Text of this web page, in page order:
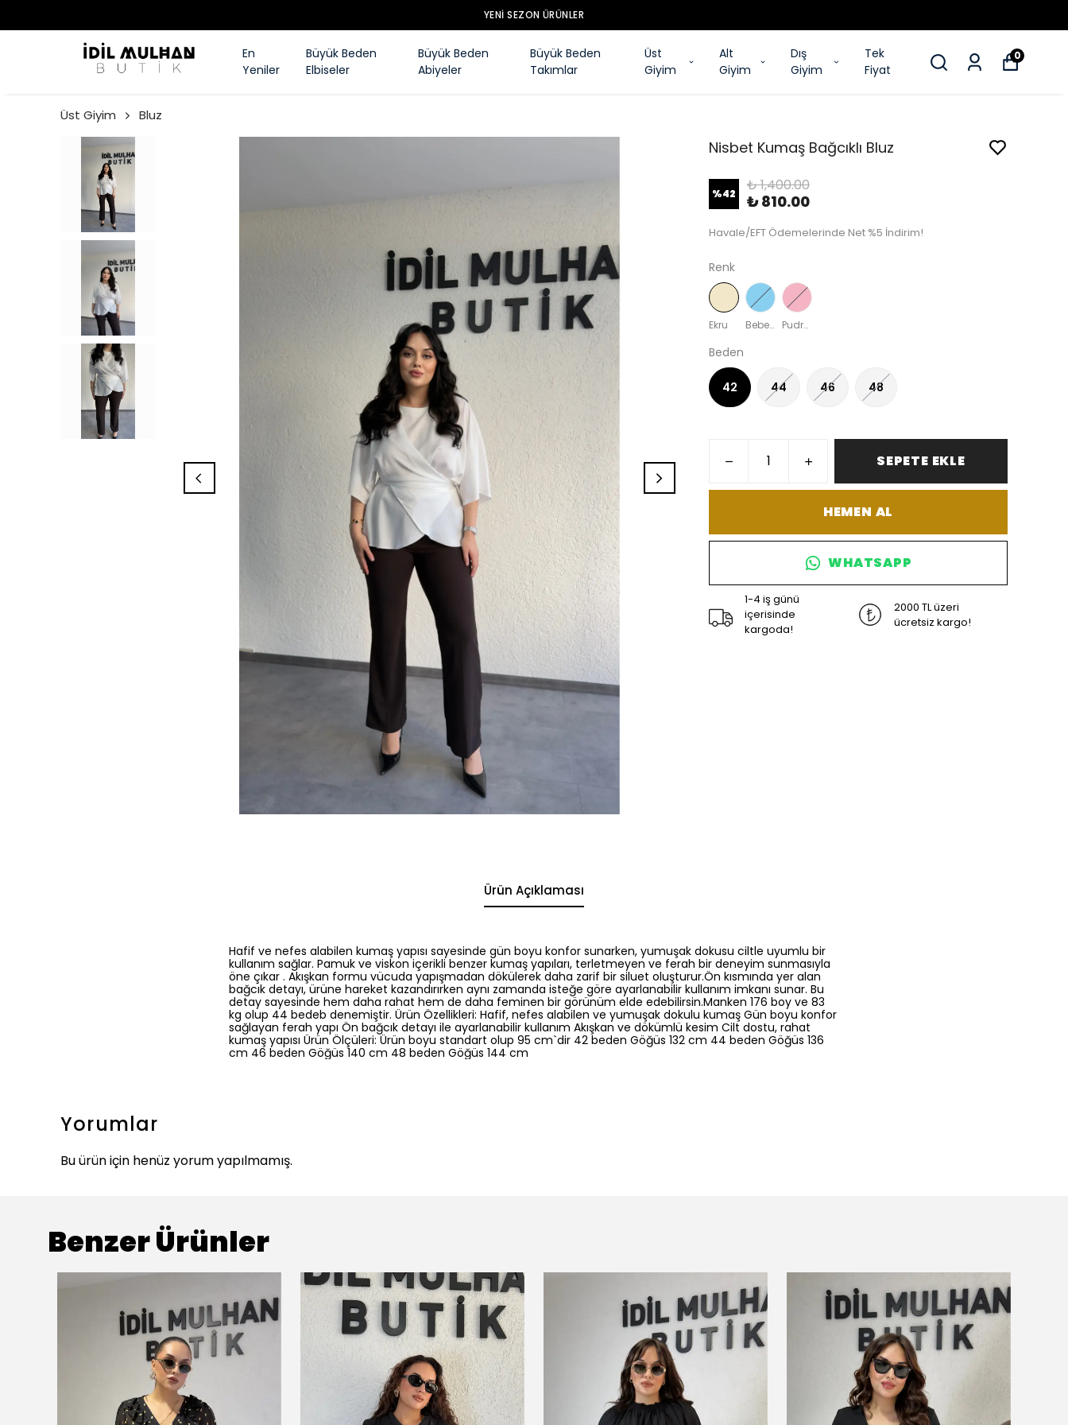
YENI SEZON ÜRÜNLER
En
Yeniler
Büyük Beden
Elbiseler
Büyük Beden
Abiyeler
Büyük Beden
Takımlar
Üst
Giyim
Alt
Giyim
Dış
Giyim
Tek
Fiyat
0
Üst Giyim Bluz
Nisbet Kumaş Bağcıklı Bluz
%42 ₺ 1,400.00
₺ 810.00
Havale/EFT Ödemelerinde Net %5 İndirim!
Renk
Ekru Bebe Mavi Pudra Pembe
Beden
42 44 46 48
SEPETE EKLE
HEMEN AL
WHATSAPP
1-4 iş günü
içerisinde
kargoda!
2000 TL üzeri
ücretsiz kargo!
Ürün Açıklaması
Hafif ve nefes alabilen kumaş yapısı sayesinde gün boyu konfor sunarken, yumuşak dokusu ciltle uyumlu bir
kullanım sağlar. Pamuk ve viskon içerikli benzer kumaş yapıları, terletmeyen ve ferah bir deneyim sunmasıyla
öne çıkar . Akışkan formu vücuda yapışmadan dökülerek daha zarif bir siluet oluşturur.Ön kısmında yer alan
bağcık detayı, ürüne hareket kazandırırken aynı zamanda isteğe göre ayarlanabilir kullanım imkanı sunar. Bu
detay sayesinde hem daha rahat hem de daha feminen bir görünüm elde edebilirsin.Manken 176 boy ve 83
kg olup 44 bedeb denemiştir. Ürün Özellikleri: Hafif, nefes alabilen ve yumuşak dokulu kumaş Gün boyu konfor
sağlayan ferah yapı Ön bağcık detayı ile ayarlanabilir kullanım Akışkan ve dökümlü kesim Cilt dostu, rahat
kumaş yapısı Ürün Ölçüleri: Ürün boyu standart olup 95 cm`dir 42 beden Göğüs 132 cm 44 beden Göğüs 136
cm 46 beden Göğüs 140 cm 48 beden Göğüs 144 cm
Yorumlar
Bu ürün için henüz yorum yapılmamış.
Benzer Ürünler